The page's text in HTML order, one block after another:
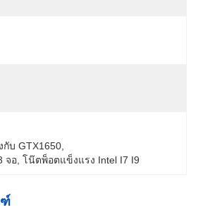
บ GTX1650
จอ โน๊ตพ็อตแข็งแรง Intel I7 I9